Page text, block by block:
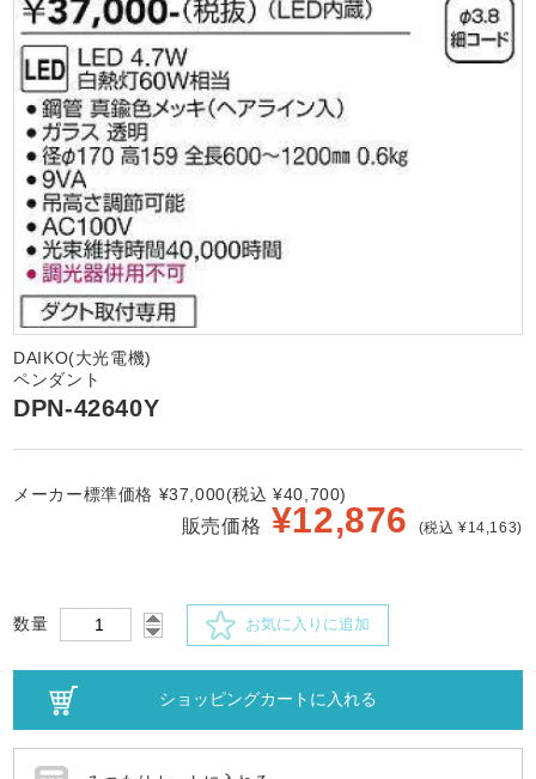
DAIKO(大光電機)
ペンダント
DPN-42640Y
メーカー標準価格 ¥37,000(税込 ¥40,700)
販売価格 ¥12,876 (税込 ¥14,163)
数量 お気に入りに追加